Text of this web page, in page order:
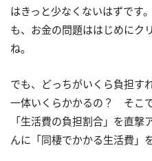
はきっと少なくないはずです
も、お金の問題ははじめにク
ね。
でも、どっちがいくら負担
一体いくらかかるの？ そこ
「生活費の負担割合」を直
んに「同棲でかかる生活費」